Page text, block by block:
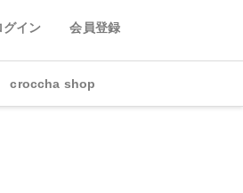
グイン 会員登録
croccha shop